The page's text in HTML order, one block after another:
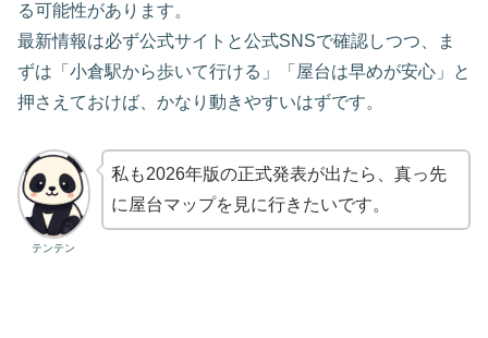
る可能性があります。
最新情報は必ず公式サイトと公式SNSで確認しつつ、ま
ずは「小倉駅から歩いて行ける」「屋台は早めが安心」と
押さえておけば、かなり動きやすいはずです。
テンテン
私も2026年版の正式発表が出たら、真っ先
に屋台マップを見に行きたいです。